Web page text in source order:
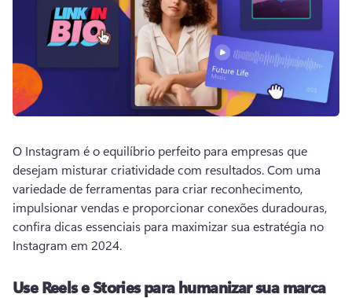
O Instagram é o equilíbrio perfeito para empresas que
desejam misturar criatividade com resultados. Com uma
variedade de ferramentas para criar reconhecimento,
impulsionar vendas e proporcionar conexões duradouras,
confira dicas essenciais para maximizar sua estratégia no
Instagram em 2024.
Use Reels e Stories para humanizar sua marca